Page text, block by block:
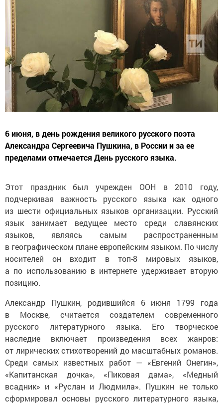
6 июня, в день рождения великого русского поэта
Александра Сергеевича Пушкина, в России и за ее
пределами отмечается День русского языка.
Этот праздник был учрежден ООН в 2010 году,
подчеркивая важность русского языка как одного
из шести официальных языков организации. Русский
язык занимает ведущее место среди славянских
языков, являясь самым распространенным
в географическом плане европейским языком. По числу
носителей он входит в топ-8 мировых языков,
а по использованию в интернете удерживает вторую
позицию.
Александр Пушкин, родившийся 6 июня 1799 года
в Москве, считается создателем современного
русского литературного языка. Его творческое
наследие включает произведения всех жанров:
от лирических стихотворений до масштабных романов.
Среди самых известных работ — «Евгений Онегин»,
«Капитанская дочка», «Пиковая дама», «Медный
всадник» и «Руслан и Людмила». Пушкин не только
сформировал основы русского литературного языка,